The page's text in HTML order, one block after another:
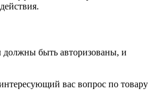
быть авторизованы, и
вас вопрос по товару